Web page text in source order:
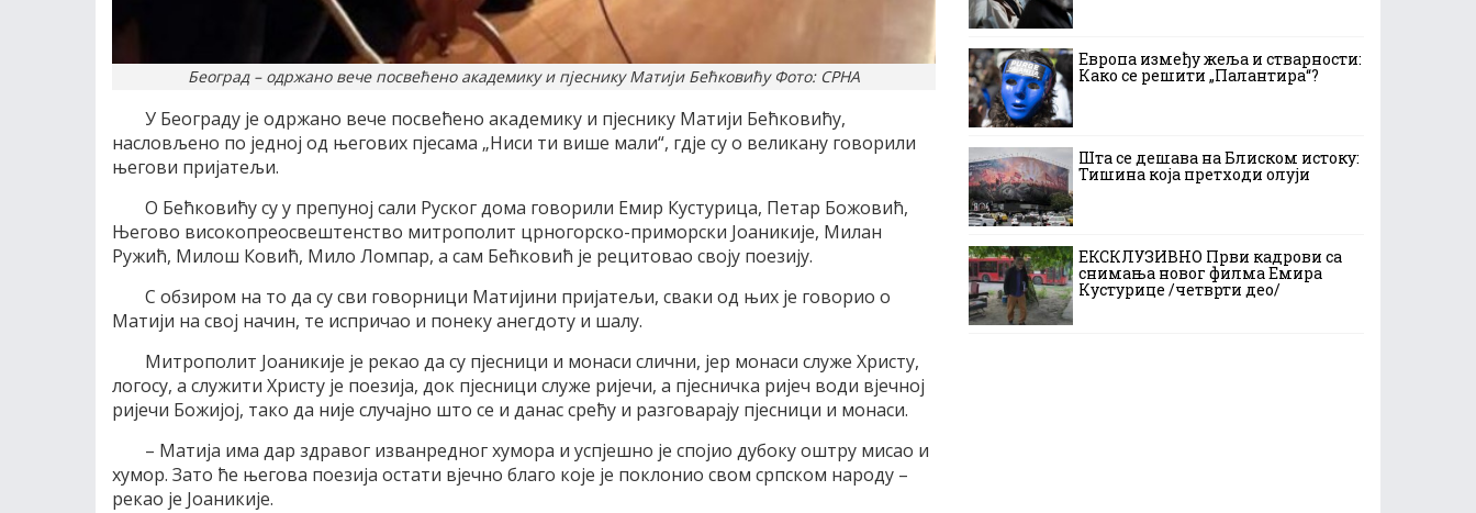
Београд – одржано вече посвећено академику и пјеснику Матији Бећковићу Фото: СРНА
У Београду је одржано вече посвећено академику и пјеснику Матији Бећковићу,
насловљено по једној од његових пјесама „Ниси ти више мали“, гдје су о великану говорили
његови пријатељи.
О Бећковићу су у препуној сали Руског дома говорили Емир Кустурица, Петар Божовић,
Његово високопреосвештенство митрополит црногорско-приморски Јоаникије, Милан
Ружић, Милош Ковић, Мило Ломпар, а сам Бећковић је рецитовао своју поезију.
С обзиром на то да су сви говорници Матијини пријатељи, сваки од њих је говорио о
Матији на свој начин, те испричао и понеку анегдоту и шалу.
Митрополит Јоаникије је рекао да су пјесници и монаси слични, јер монаси служе Христу,
логосу, а служити Христу је поезија, док пјесници служе ријечи, а пјесничка ријеч води вјечној
ријечи Божијој, тако да није случајно што се и данас срећу и разговарају пјесници и монаси.
– Матија има дар здравог изванредног хумора и успјешно је спојио дубоку оштру мисао и
хумор. Зато ће његова поезија остати вјечно благо које је поклонио свом српском народу –
рекао је Јоаникије.
Европа између жеља и стварности:
Како се решити „Палантира“?
Шта се дешава на Блиском истоку:
Тишина која претходи олуји
ЕКСКЛУЗИВНО Први кадрови са
снимања новог филма Емира
Кустурице /четврти део/